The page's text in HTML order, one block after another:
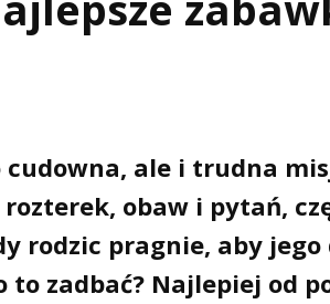
cudowna, ale i trudna
rozterek, obaw i pytań,
rodzic pragnie, aby jego
to zadbać? Najlepiej od